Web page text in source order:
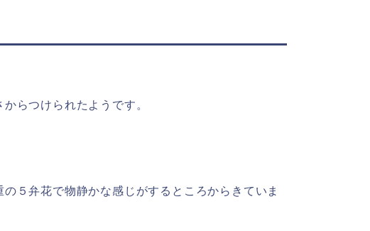
らつけられたようです。
５弁花で物静かな感じがするところからきていま